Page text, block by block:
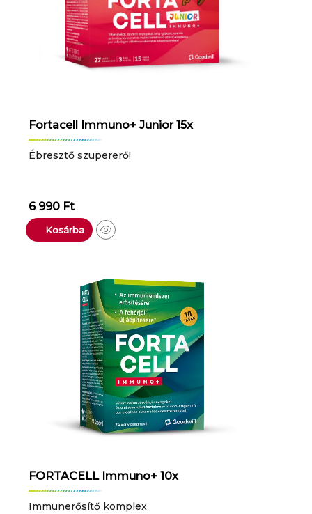
Fortacell Immuno+ Junior 15x
Ébresztő szupererő!
6 990 Ft
Kosárba
FORTACELL Immuno+ 10x
Immunerősítő komplex